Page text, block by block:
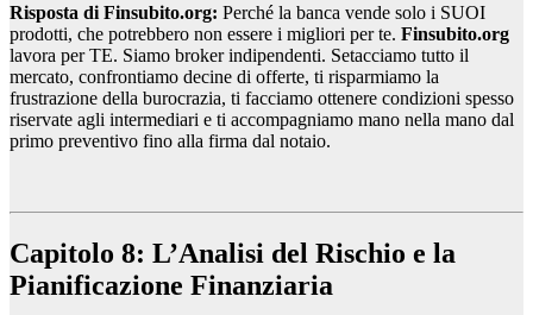
Risposta di Finsubito.org: Perché la banca vende solo i SUOI
prodotti, che potrebbero non essere i migliori per te. Finsubito.org
lavora per TE. Siamo broker indipendenti. Setacciamo tutto il
mercato, confrontiamo decine di offerte, ti risparmiamo la
frustrazione della burocrazia, ti facciamo ottenere condizioni spesso
riservate agli intermediari e ti accompagniamo mano nella mano dal
primo preventivo fino alla firma dal notaio.
Capitolo 8: L’Analisi del Rischio e la
Pianificazione Finanziaria